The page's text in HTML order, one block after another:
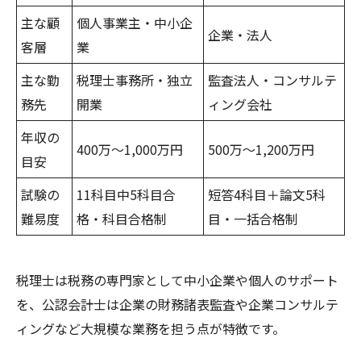
主な顧
客層
個人事業主・中小企
業
企業・法人
主な勤
務先
税理士事務所・独立
開業
監査法人・コンサルテ
ィング会社
年収の
目安
400万〜1,000万円 500万〜1,200万円
試験の
難易度
11科目中5科目合
格・科目合格制
短答4科目＋論文5科
目・一括合格制
税理士は税務の専門家として中小企業や個人のサポート
を、公認会計士は企業の財務諸表監査や企業コンサルテ
ィングなど大規模な業務を担う点が特徴です。